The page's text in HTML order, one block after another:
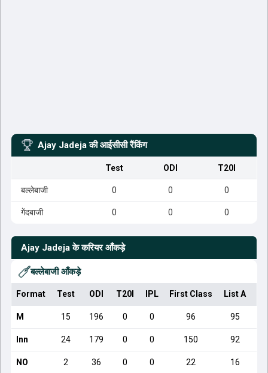
Ajay Jadeja की आईसीसी रैंकिंग
Test ODI T20I
बल्लेबाजी 0 0 0
गेंदबाजी 0 0 0
Ajay Jadeja के करियर आँकड़े
बल्लेबाजी आँकड़े
Format Test ODI T20I IPL First Class List A
M 15 196 0 0 96 95
Inn 24 179 0 0 150 92
NO 2 36 0 0 22 16